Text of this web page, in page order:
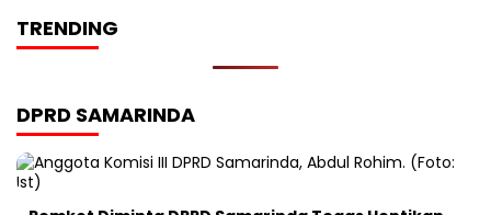
TRENDING
DPRD SAMARINDA